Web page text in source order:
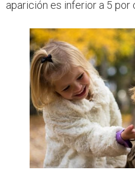
aparición es inferior a 5 por